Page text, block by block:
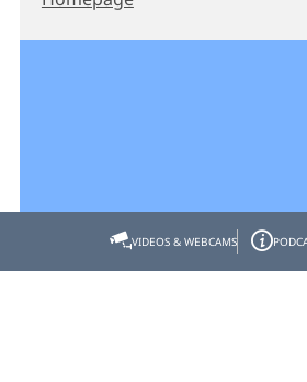
VIDEOS & WEBCAMS